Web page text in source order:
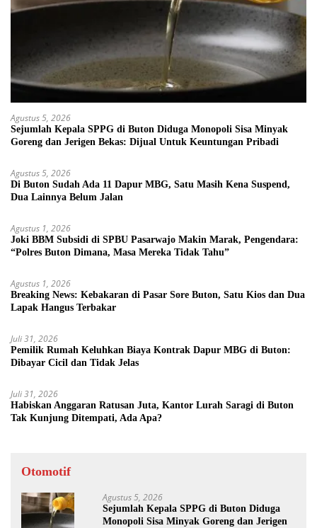
Agustus 5, 2026
Sejumlah Kepala SPPG di Buton Diduga Monopoli Sisa Minyak
Goreng dan Jerigen Bekas: Dijual Untuk Keuntungan Pribadi
Agustus 5, 2026
Di Buton Sudah Ada 11 Dapur MBG, Satu Masih Kena Suspend,
Dua Lainnya Belum Jalan
Agustus 1, 2026
Joki BBM Subsidi di SPBU Pasarwajo Makin Marak, Pengendara:
“Polres Buton Dimana, Masa Mereka Tidak Tahu”
Agustus 1, 2026
Breaking News: Kebakaran di Pasar Sore Buton, Satu Kios dan Dua
Lapak Hangus Terbakar
Juli 31, 2026
Pemilik Rumah Keluhkan Biaya Kontrak Dapur MBG di Buton:
Dibayar Cicil dan Tidak Jelas
Juli 31, 2026
Habiskan Anggaran Ratusan Juta, Kantor Lurah Saragi di Buton
Tak Kunjung Ditempati, Ada Apa?
Otomotif
Agustus 5, 2026
Sejumlah Kepala SPPG di Buton Diduga
Monopoli Sisa Minyak Goreng dan Jerigen